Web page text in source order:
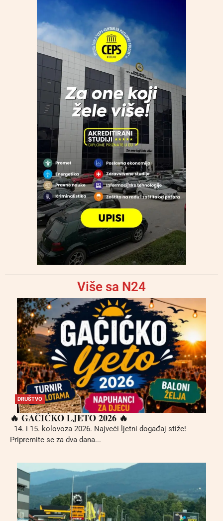
Više sa N24
DRUŠTVO
🔥 GAČIĆKO LJETO 2026 🔥
14. i 15. kolovoza 2026. Najveći ljetni događaj stiže!
Pripremite se za dva dana...